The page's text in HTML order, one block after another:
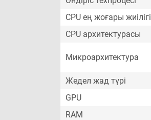
CPU ең жоғары жиілігі
CPU архитектурасы
Микроархитектура
Жедел жад түрі
GPU
RAM